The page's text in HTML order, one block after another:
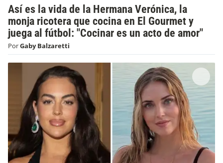
Así es la vida de la Hermana Verónica, la
monja ricotera que cocina en El Gourmet y
juega al fútbol: "Cocinar es un acto de amor"
PorGaby Balzaretti